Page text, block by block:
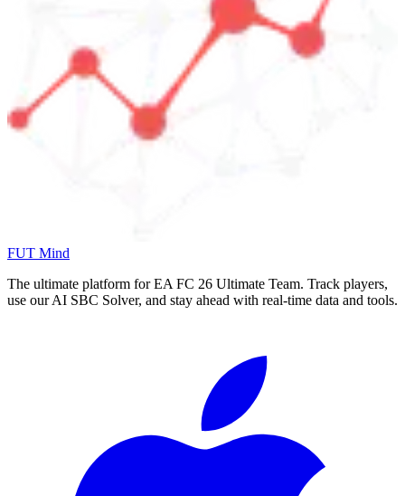
FUT Mind
The ultimate platform for EA FC 26 Ultimate Team. Track players,
use our AI SBC Solver, and stay ahead with real-time data and tools.